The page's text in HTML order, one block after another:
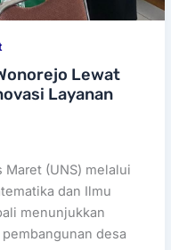
Lewat
Layanan
Maret (UNS) melalui
dan Ilmu
menunjukkan
desa